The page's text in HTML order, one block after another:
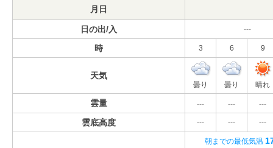
月日
日の出/入 ---
時 3 6 9
天気
曇り 曇り 晴れ
雲量 --- --- ---
雲底高度 --- --- ---
朝までの最低気温